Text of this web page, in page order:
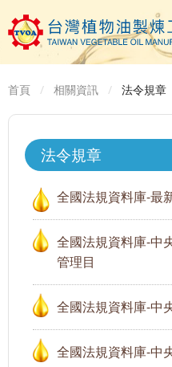
首頁 相關資訊 法令規章
法令規章
全國法規資料庫-最
全國法規資料庫-中
管理目
全國法規資料庫-中
全國法規資料庫-中